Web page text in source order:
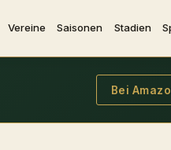
Vereine Saisonen Stadien
Bei